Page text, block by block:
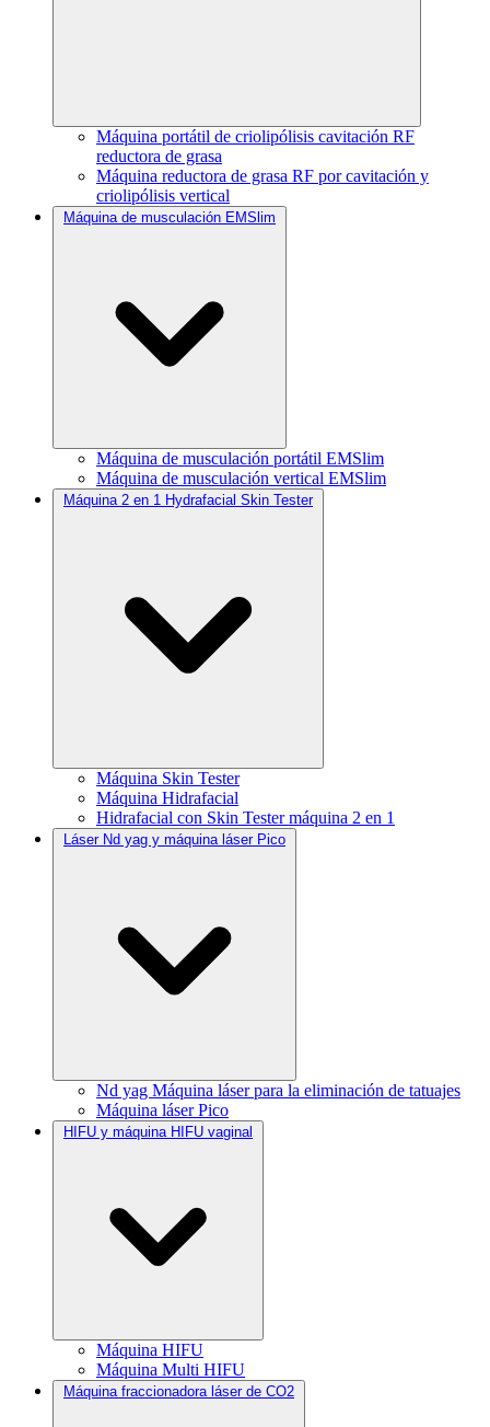
Máquina portátil de criolipólisis cavitación RF
reductora de grasa
Máquina reductora de grasa RF por cavitación y
criolipólisis vertical
Máquina de musculación EMSlim
Máquina de musculación portátil EMSlim
Máquina de musculación vertical EMSlim
Máquina 2 en 1 Hydrafacial Skin Tester
Máquina Skin Tester
Máquina Hidrafacial
Hidrafacial con Skin Tester máquina 2 en 1
Láser Nd yag y máquina láser Pico
Nd yag Máquina láser para la eliminación de tatuajes
Máquina láser Pico
HIFU y máquina HIFU vaginal
Máquina HIFU
Máquina Multi HIFU
Máquina fraccionadora láser de CO2